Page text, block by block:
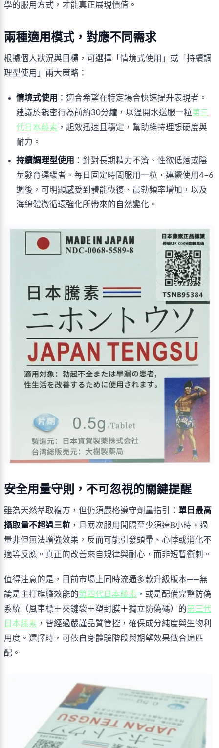
學的服用方式，才能真正展現價值。
兩種適用模式，對應不同需求
根據個人狀況與目標，可選擇「情境式使用」或「持續調
理型使用」兩大策略：
情境式使用 ：適合希望在特定場合快速提升表現者。
建議於親密行為前約30分鐘，以溫開水送服一粒第三
代日本藤素 ，起效迅速且穩定，幫助維持理想硬度與
耐力。
持續調理型使用 ：針對長期精力不濟、性欲低落或陰
莖發育遲緩者。每日固定時間服用一粒，連續使用4–6
週後，可明顯感受到體能恢復、晨勃頻率增加，以及
海綿體微循環強化所帶來的自然變化。
安全用量守則，不可忽視的關鍵提醒
雖為天然萃取複方，但仍須嚴格遵守劑量指引： 單日最高
攝取量不超過三粒 ，且兩次服用間隔至少須達8小時。過
量非但無法增強效果，反而可能引發頭暈、心悸或消化不
適等反應。真正的改善來自規律與耐心，而非短暫衝刺。
值得注意的是，目前市場上同時流通多款升級版本——無
論是主打旗艦效能的第四代日本藤素 ，或是配備完整防偽
系統（風車標＋夾鏈袋＋塑封膜＋獨立防偽碼）的第三代
日本藤素 ，皆經過嚴謹品質管控，確保成分純度與生物利
用度。選擇時，可依自身體驗階段與期望效果做合適匹
配。